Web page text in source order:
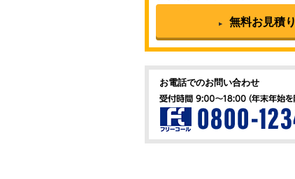
無料お見積り
お電話でのお問い合わせ